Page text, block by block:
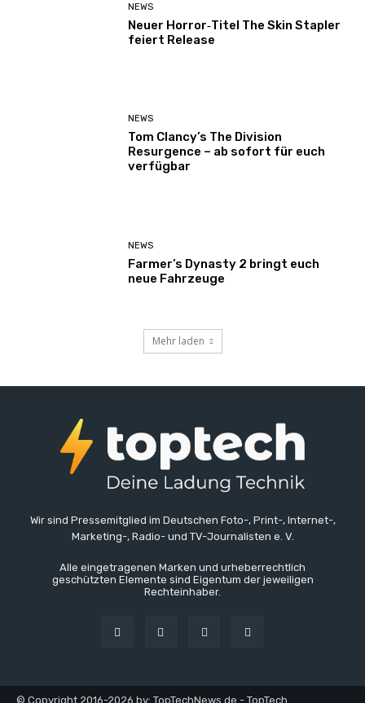
NEWS
Neuer Horror‑Titel The Skin Stapler
feiert Release
NEWS
Tom Clancy’s The Division
Resurgence – ab sofort für euch
verfügbar
NEWS
Farmer’s Dynasty 2 bringt euch
neue Fahrzeuge
Mehr laden
Wir sind Pressemitglied im Deutschen Foto-, Print-, Internet-,
Marketing-, Radio- und TV-Journalisten e. V.
Alle eingetragenen Marken und urheberrechtlich
geschützten Elemente sind Eigentum der jeweiligen
Rechteinhaber.
© Copyright 2016-2026 by: TopTechNews.de - TopTech